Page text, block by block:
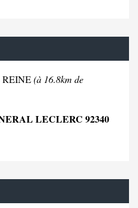
REINE(à 16.8km de
LECLERC 92340